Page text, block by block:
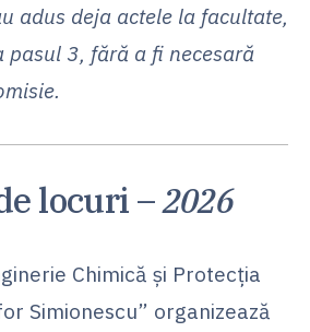
adus deja actele la facultate,
pasul 3, fără a fi necesară
locuri –2026
Chimică şi Protecţia
Simionescu” organizează